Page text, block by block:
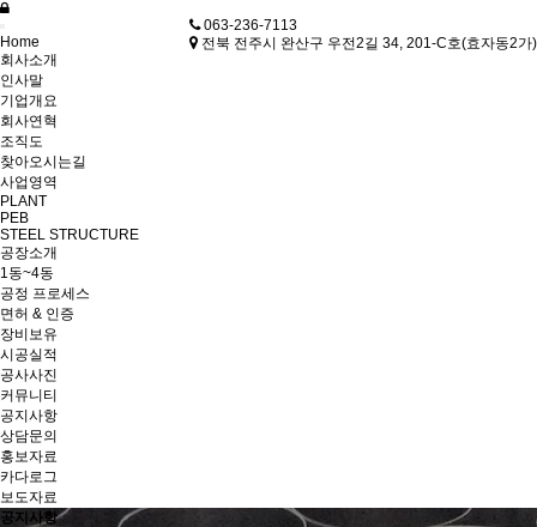
063-236-7113
전북 전주시 완산구 우전2길 34, 201-C호(효자동2가)
Home
회사소개
인사말
기업개요
회사연혁
조직도
찾아오시는길
사업영역
PLANT
PEB
STEEL STRUCTURE
공장소개
1동~4동
공정 프로세스
면허 & 인증
장비보유
시공실적
공사사진
커뮤니티
공지사항
상담문의
홍보자료
카다로그
보도자료
공지사항